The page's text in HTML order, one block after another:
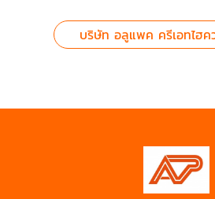
บริษัท อลูแพค ครีเอทไฮ